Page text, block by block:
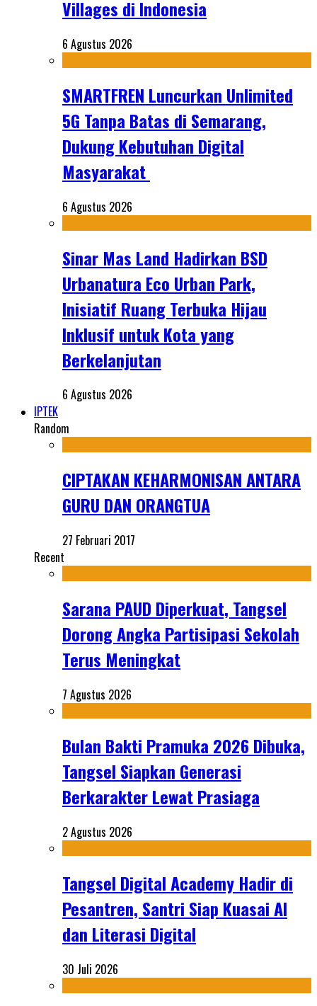
Villages di Indonesia
6 Agustus 2026
SMARTFREN Luncurkan Unlimited
5G Tanpa Batas di Semarang,
Dukung Kebutuhan Digital
Masyarakat
6 Agustus 2026
Sinar Mas Land Hadirkan BSD
Urbanatura Eco Urban Park,
Inisiatif Ruang Terbuka Hijau
Inklusif untuk Kota yang
Berkelanjutan
6 Agustus 2026
IPTEK
Random
CIPTAKAN KEHARMONISAN ANTARA
GURU DAN ORANGTUA
27 Februari 2017
Recent
Sarana PAUD Diperkuat, Tangsel
Dorong Angka Partisipasi Sekolah
Terus Meningkat
7 Agustus 2026
Bulan Bakti Pramuka 2026 Dibuka,
Tangsel Siapkan Generasi
Berkarakter Lewat Prasiaga
2 Agustus 2026
Tangsel Digital Academy Hadir di
Pesantren, Santri Siap Kuasai AI
dan Literasi Digital
30 Juli 2026